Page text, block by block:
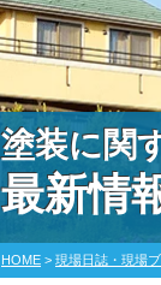
塗装に関
最新情
HOME > 現場日誌・現場